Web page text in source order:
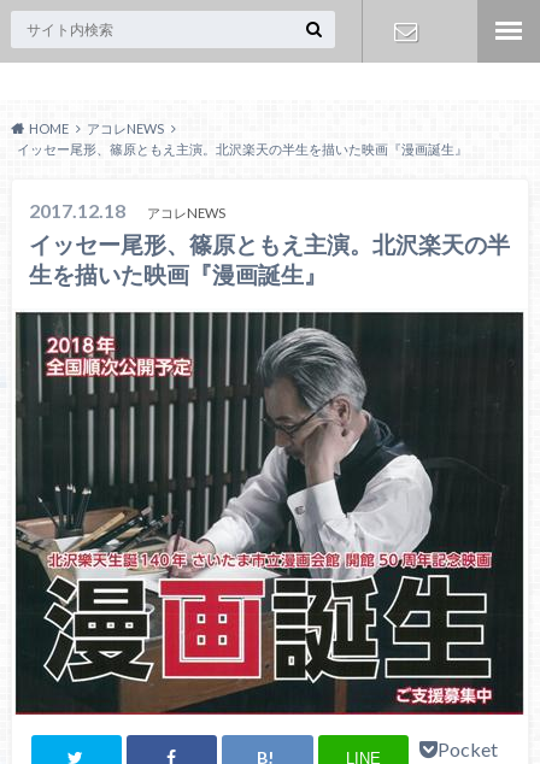
せ
HOME
アコレNEWS
イッセー尾形、篠原ともえ主演。北沢楽天の半生を描いた映画『漫画誕生』
2017.12.18 アコレNEWS
イッセー尾形、篠原ともえ主演。北沢楽天の半
生を描いた映画『漫画誕生』
LINE Pocket